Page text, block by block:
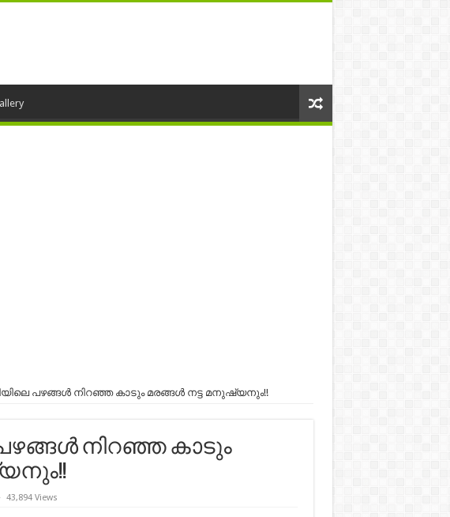
പഴങ്ങൾ നിറഞ്ഞ കാടും മരങ്ങൾ നട്ട മനുഷ്യനും!!
നിറഞ്ഞ കാടും
43,894 Views